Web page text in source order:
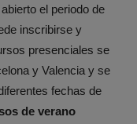
el periodo de
inscribirse y
presenciales se
y Valencia y se
fechas de
de verano